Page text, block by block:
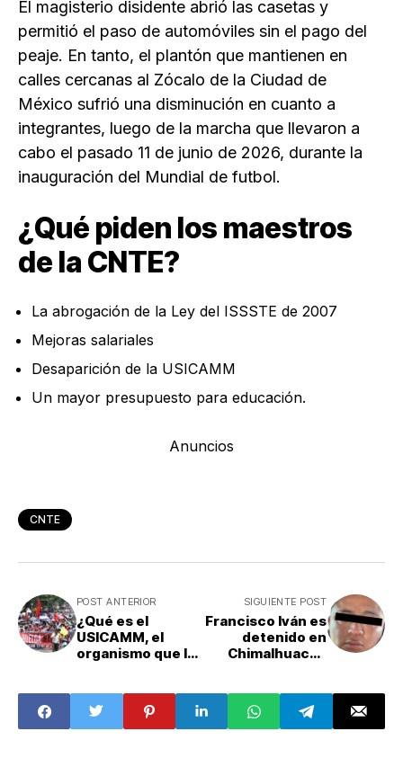
El magisterio disidente abrió las casetas y
permitió el paso de automóviles sin el pago del
peaje. En tanto, el plantón que mantienen en
calles cercanas al Zócalo de la Ciudad de
México sufrió una disminución en cuanto a
integrantes, luego de la marcha que llevaron a
cabo el pasado 11 de junio de 2026, durante la
inauguración del Mundial de futbol.
¿Qué piden los maestros
de la CNTE?
La abrogación de la Ley del ISSSTE de 2007
Mejoras salariales
Desaparición de la USICAMM
Un mayor presupuesto para educación.
Anuncios
CNTE
POST ANTERIOR
¿Qué es el
USICAMM, el
organismo que la
desaparecer?
SIGUIENTE POST
Francisco Iván es
detenido en
Chimalhuacán
estudiante de la
UAEMex